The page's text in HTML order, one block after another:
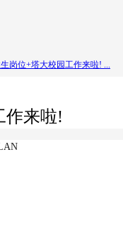
岗位+塔大校园工作来啦! ...
作来啦!